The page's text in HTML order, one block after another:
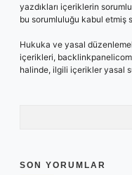
yazdıkları içeriklerin
bu sorumluluğu kabul etmiş
Hukuka ve yasal
içerikleri,
halinde, ilgili içerikler yasal
SON YORUMLAR